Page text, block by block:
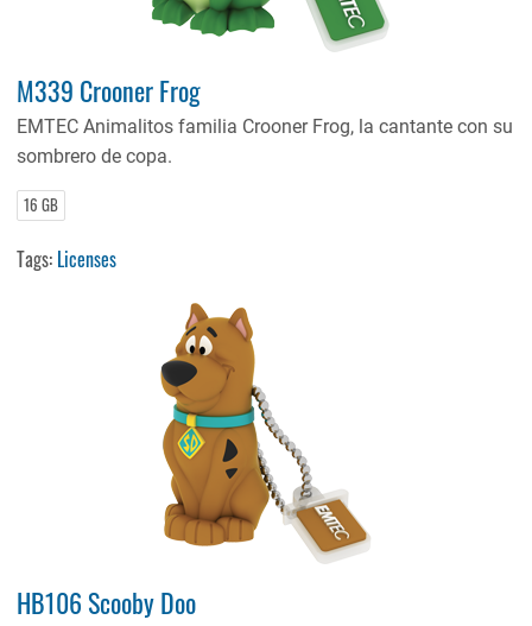
M339 Crooner Frog
EMTEC Animalitos familia Crooner Frog, la cantante con su
sombrero de copa.
16 GB
Tags: Licenses
HB106 Scooby Doo